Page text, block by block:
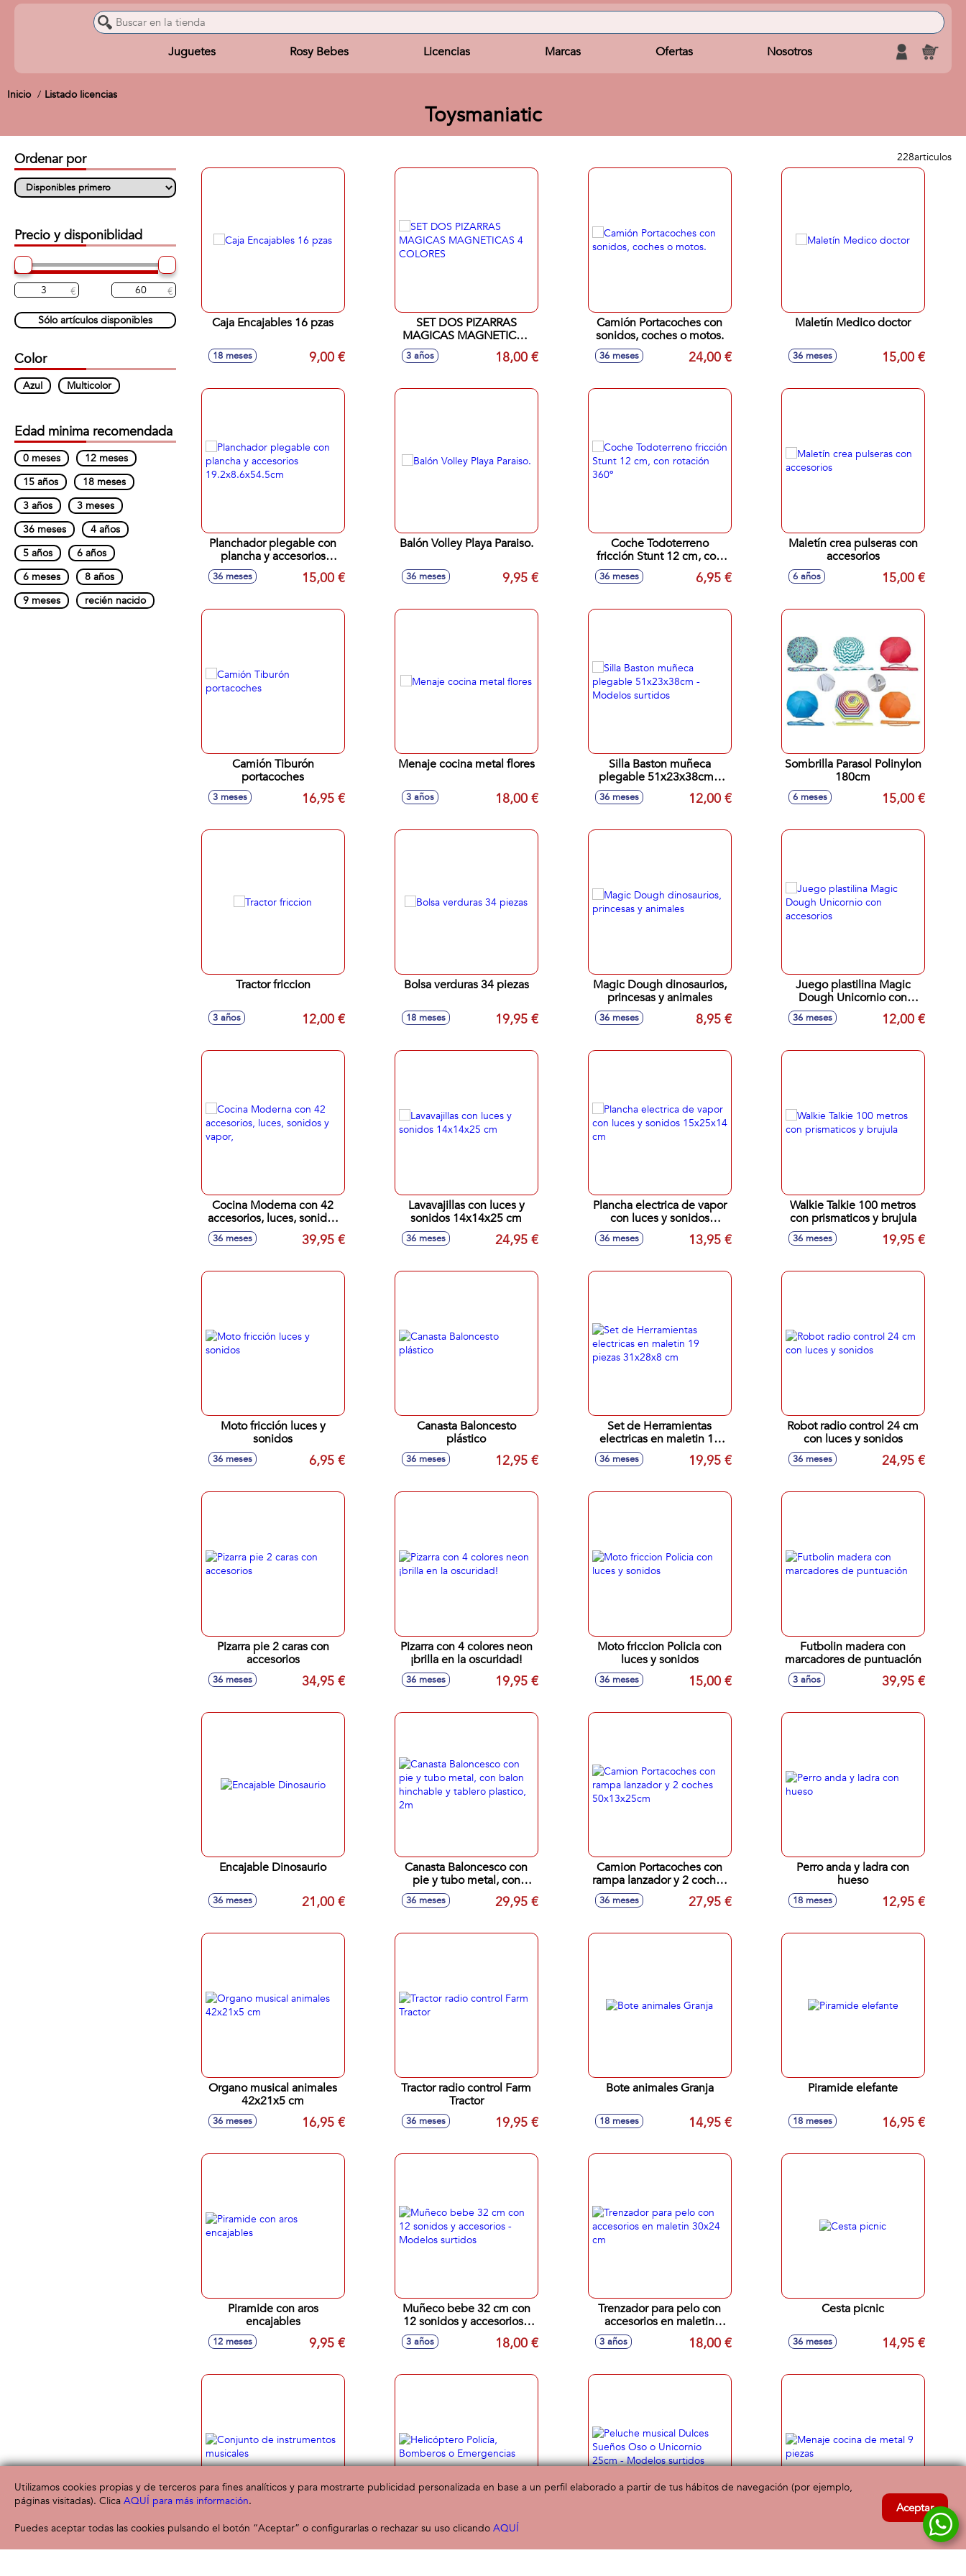
Juguetes Rosy Bebes Licencias Marcas Ofertas Nosotros
Inicio Listado licencias
Toysmaniatic
228articulos
Caja Encajables 16 pzas
18 meses 9,00 €
SET DOS PIZARRAS
MAGICAS MAGNETICAS
4 COLORES
3 años 18,00 €
Camión Portacoches con
sonidos, coches o motos.
36 meses 24,00 €
Maletín Medico doctor
36 meses 15,00 €
Planchador plegable con
plancha y accesorios
19.2x8.6x54.5cm
36 meses 15,00 €
Balón Volley Playa Paraiso.
36 meses 9,95 €
Coche Todoterreno
fricción Stunt 12 cm, con
rotación 360º
36 meses 6,95 €
Maletín crea pulseras con
accesorios
6 años 15,00 €
Camión Tiburón
portacoches
3 meses 16,95 €
Menaje cocina metal flores
3 años 18,00 €
Silla Baston muñeca
plegable 51x23x38cm -
Modelos surtidos
36 meses 12,00 €
Sombrilla Parasol Polinylon
180cm
6 meses 15,00 €
Tractor friccion
3 años 12,00 €
Bolsa verduras 34 piezas
18 meses 19,95 €
Magic Dough dinosaurios,
princesas y animales
36 meses 8,95 €
Juego plastilina Magic
Dough Unicornio con
accesorios
36 meses 12,00 €
Cocina Moderna con 42
accesorios, luces, sonidos
y vapor,
36 meses 39,95 €
Lavavajillas con luces y
sonidos 14x14x25 cm
36 meses 24,95 €
Plancha electrica de vapor
con luces y sonidos
15x25x14 cm
36 meses 13,95 €
Walkie Talkie 100 metros
con prismaticos y brujula
36 meses 19,95 €
Moto fricción luces y
sonidos
36 meses 6,95 €
Canasta Baloncesto
plástico
36 meses 12,95 €
Set de Herramientas
electricas en maletin 19
piezas 31x28x8 cm
36 meses 19,95 €
Robot radio control 24 cm
con luces y sonidos
36 meses 24,95 €
Pizarra pie 2 caras con
accesorios
36 meses 34,95 €
Pizarra con 4 colores neon
¡brilla en la oscuridad!
36 meses 19,95 €
Moto friccion Policia con
luces y sonidos
36 meses 15,00 €
Futbolin madera con
marcadores de puntuación
3 años 39,95 €
Encajable Dinosaurio
36 meses 21,00 €
Canasta Baloncesco con
pie y tubo metal, con
balon hinchable y tablero
plastico, 2m
36 meses 29,95 €
Camion Portacoches con
rampa lanzador y 2 coches
50x13x25cm
36 meses 27,95 €
Perro anda y ladra con
hueso
18 meses 12,95 €
Organo musical animales
42x21x5 cm
36 meses 16,95 €
Tractor radio control Farm
Tractor
36 meses 19,95 €
Bote animales Granja
18 meses 14,95 €
Piramide elefante
18 meses 16,95 €
Piramide con aros
encajables
12 meses 9,95 €
Muñeco bebe 32 cm con
12 sonidos y accesorios -
Modelos surtidos
3 años 18,00 €
Trenzador para pelo con
accesorios en maletin
3 años 18,00 €
Cesta picnic
36 meses 14,95 €
Conjunto de instrumentos
Helicóptero Policía,
Ordenar por
Precio y disponiblidad
Sólo artículos disponibles
Color
Azul Multicolor
Edad minima recomendada
0 meses
12 meses
15 años
18 meses
3 años
3 meses
36 meses
4 años
5 años
6 años
6 meses
8 años
9 meses
recién nacido
Utilizamos cookies propias y de terceros para fines analíticos y para mostrarte publicidad personalizada en base a un perfil elaborado a partir de tus hábitos de navegación (por ejemplo,
páginas visitadas). Clica AQUÍ para más información.
Puedes aceptar todas las cookies pulsando el botón “Aceptar” o configurarlas o rechazar su uso clicando AQUÍ
Aceptar